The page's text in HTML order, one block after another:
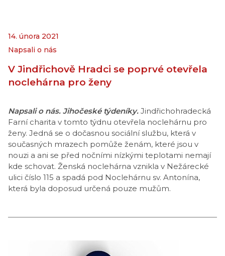
14. února 2021
Napsali o nás
V Jindřichově Hradci se poprvé otevřela
noclehárna pro ženy
Napsali o nás. Jihočeské týdeníky. Jindřichohradecká
Farní charita v tomto týdnu otevřela noclehárnu pro
ženy. Jedná se o dočasnou sociální službu, která v
současných mrazech pomůže ženám, které jsou v
nouzi a ani se před nočními nízkými teplotami nemají
kde schovat. Ženská noclehárna vznikla v Nežárecké
ulici číslo 115 a spadá pod Noclehárnu sv. Antonína,
která byla doposud určená pouze mužům.